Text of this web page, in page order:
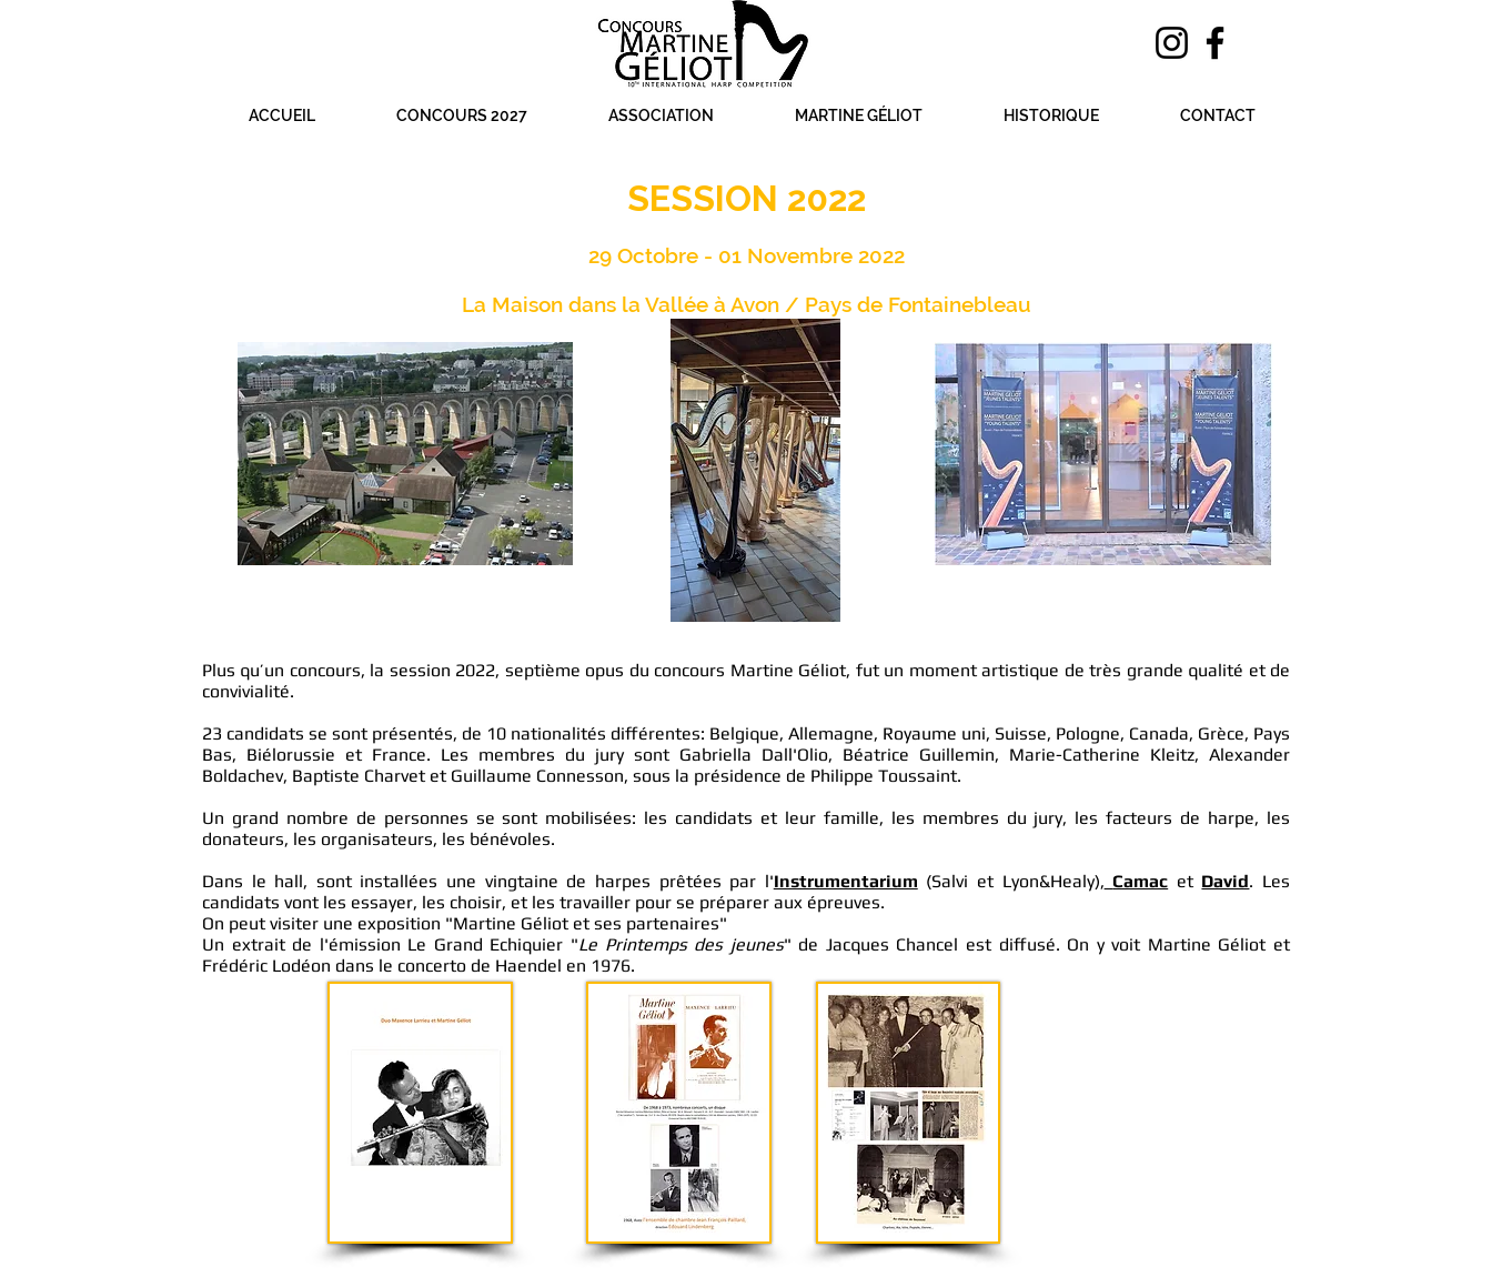
ACCUEIL CONCOURS 2027 ASSOCIATION MARTINE GÉLIOT HISTORIQUE CONTACT
SESSION 2022
29 Octobre - 01 Novembre 2022
La Maison dans la Vallée à Avon / Pays de Fontainebleau
Plus qu’un concours, la session 2022, septième opus du concours Martine Géliot, fut un moment artistique de très grande qualité et de
convivialité.
23 candidats se sont présentés, de 10 nationalités différentes: Belgique, Allemagne, Royaume uni, Suisse, Pologne, Canada, Grèce, Pays
Bas, Biélorussie et France. Les membres du jury sont Gabriella Dall'Olio, Béatrice Guillemin, Marie-Catherine Kleitz, Alexander
Boldachev, Baptiste Charvet et Guillaume Connesson, sous la présidence de Philippe Toussaint.
Un grand nombre de personnes se sont mobilisées: les candidats et leur famille, les membres du jury, les facteurs de harpe, les
donateurs, les organisateurs, les bénévoles.
Dans le hall, sont installées une vingtaine de harpes prêtées par l'Instrumentarium (Salvi et Lyon&Healy), Camac et David. Les
candidats vont les essayer, les choisir, et les travailler pour se préparer aux épreuves.
On peut visiter une exposition "Martine Géliot et ses partenaires"
Un extrait de l'émission Le Grand Echiquier "Le Printemps des jeunes" de Jacques Chancel est diffusé. On y voit Martine Géliot et
Frédéric Lodéon dans le concerto de Haendel en 1976.